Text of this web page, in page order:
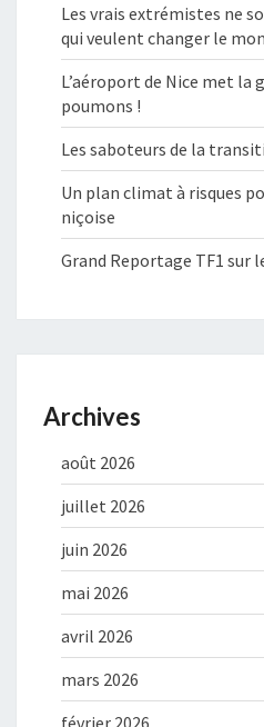
Les vrais extrémistes ne
qui veulent changer le
L’aéroport de Nice met la
poumons !
Les saboteurs de la
Un plan climat à risques
niçoise
Grand Reportage TF1 sur
Archives
août 2026
juillet 2026
juin 2026
mai 2026
avril 2026
mars 2026
février 2026